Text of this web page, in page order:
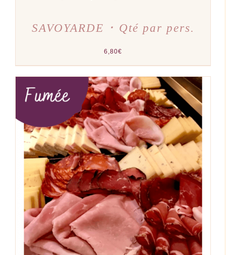
SAVOYARDE ･ Qté par pers.
6,80€
AJOUTER AU PANIER
/
DÉTAILS